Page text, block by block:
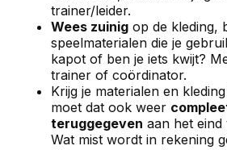
trainer/leider.
Wees zuinig op de kleding,
speelmaterialen die je
kapot of ben je iets kwijt?
trainer of coördinator.
Krijg je materialen en
moet dat ook weer
teruggegeven aan het eind
Wat mist wordt in rekening